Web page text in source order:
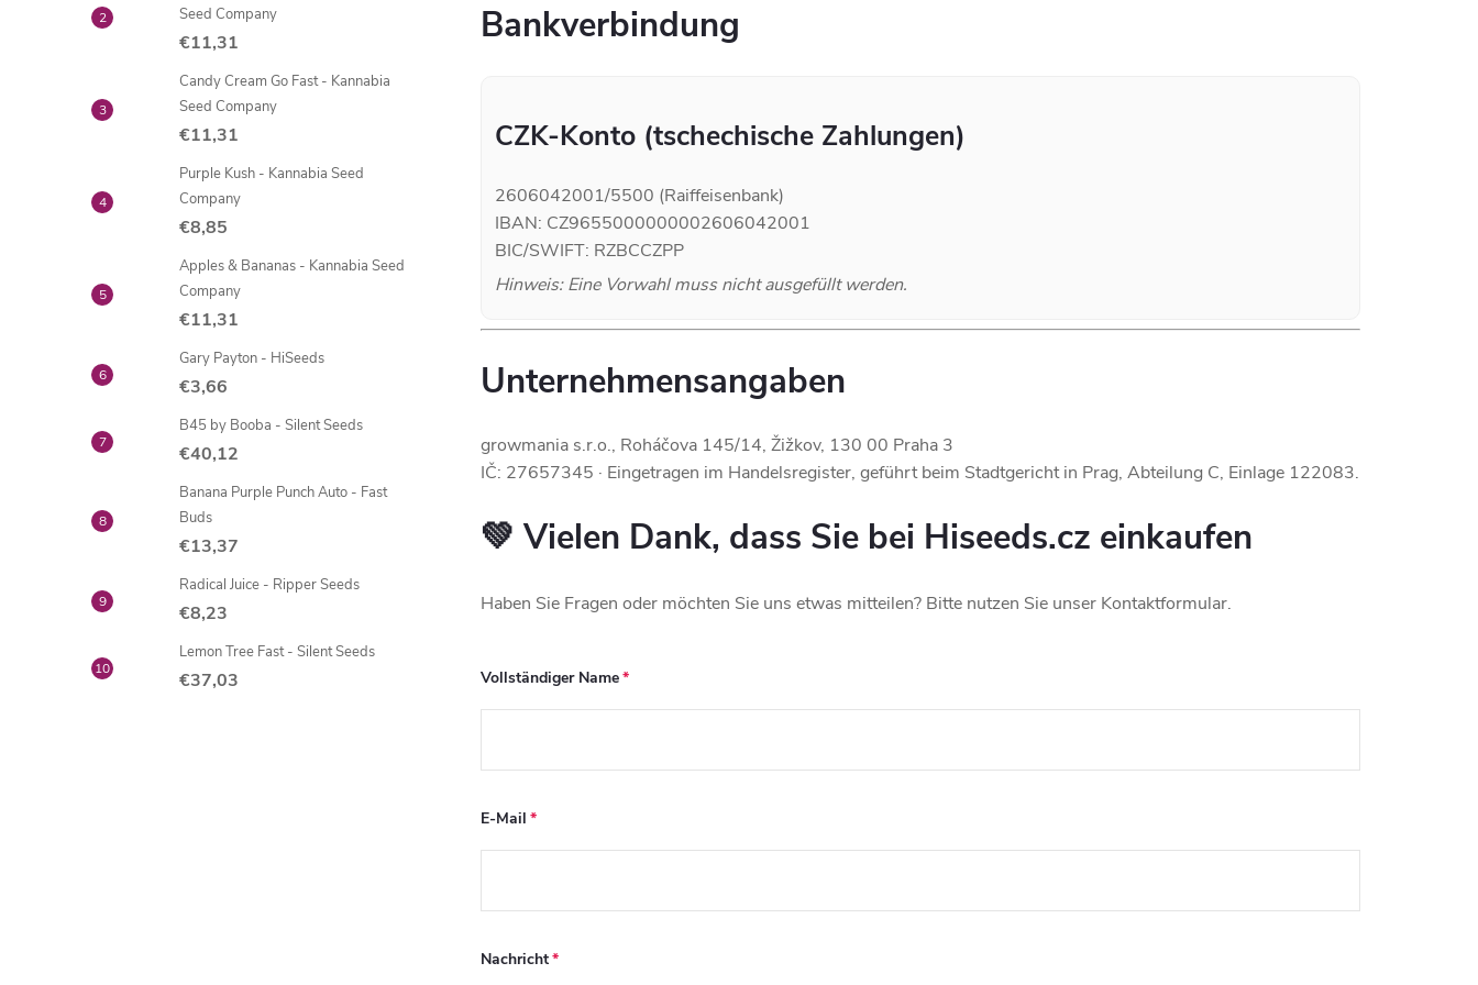
Seed Company
€11,31
Candy Cream Go Fast - Kannabia
Seed Company
€11,31
Purple Kush - Kannabia Seed
Company
€8,85
Apples & Bananas - Kannabia Seed
Company
€11,31
Gary Payton - HiSeeds
€3,66
B45 by Booba - Silent Seeds
€40,12
Banana Purple Punch Auto - Fast
Buds
€13,37
Radical Juice - Ripper Seeds
€8,23
Lemon Tree Fast - Silent Seeds
€37,03
Bankverbindung
CZK-Konto (tschechische Zahlungen)
2606042001/5500 (Raiffeisenbank)
IBAN: CZ9655000000002606042001
BIC/SWIFT: RZBCCZPP
Hinweis: Eine Vorwahl muss nicht ausgefüllt werden.
Unternehmensangaben
growmania s.r.o., Roháčova 145/14, Žižkov, 130 00 Praha 3
IČ: 27657345 · Eingetragen im Handelsregister, geführt beim Stadtgericht in Prag, Abteilung C, Einlage 122083.
💚 Vielen Dank, dass Sie bei Hiseeds.cz einkaufen
Haben Sie Fragen oder möchten Sie uns etwas mitteilen? Bitte nutzen Sie unser Kontaktformular.
Vollständiger Name
E-Mail
Nachricht